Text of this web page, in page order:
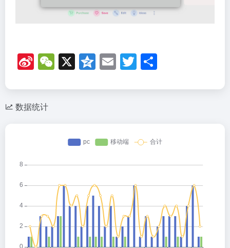
Si
n
a
W
o
W
e
C
X Q
z
o
E
m
ail
T
wi
tt
数据统计